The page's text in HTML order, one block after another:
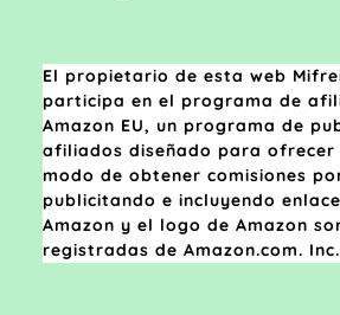
El propietario de esta web
participa en el programa de
Amazon EU, un programa de
afiliados diseñado para ofrecer
modo de obtener comisiones
publicitando e incluyendo
Amazon y el logo de Amazon
registradas de Amazon.com.